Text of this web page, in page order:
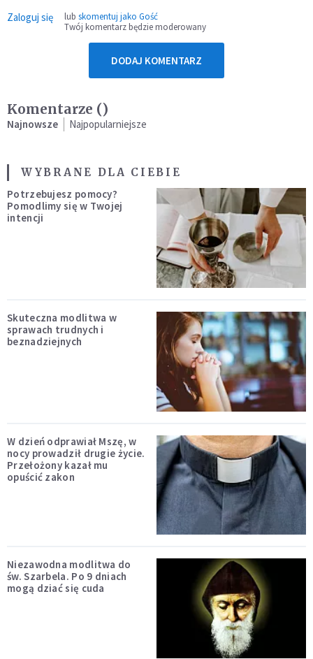
Zaloguj się lub skomentuj jako Gość
Twój komentarz będzie moderowany
DODAJ KOMENTARZ
Komentarze ()
Najnowsze Najpopularniejsze
WYBRANE DLA CIEBIE
Potrzebujesz pomocy?
Pomodlimy się w Twojej
intencji
Skuteczna modlitwa w
sprawach trudnych i
beznadziejnych
W dzień odprawiał Mszę, w
nocy prowadził drugie życie.
Przełożony kazał mu
opuścić zakon
Niezawodna modlitwa do
św. Szarbela. Po 9 dniach
mogą dziać się cuda